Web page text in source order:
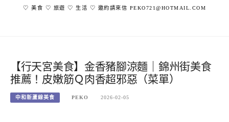
♡ 美食 ♡ 旅遊 ♡ 生活 ♡ 邀約請來信 PEKO721@HOTMAIL.COM
【行天宮美食】金香豬腳涼麵｜錦州街美食
推薦！皮嫩筋Ｑ肉香超邪惡（菜單）
中和新蘆線美食 PEKO 2026-02-05